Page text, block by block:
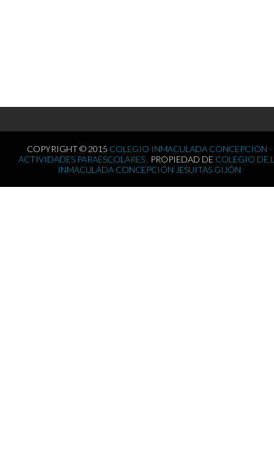
COPYRIGHT © 2015 COLEGIO INMACULADA CONCEPCIÓN -
ACTIVIDADES PARAESCOLARES . PROPIEDAD DE COLEGIO DE
INMACULADA CONCEPCIÓN JESUITAS GIJÓN